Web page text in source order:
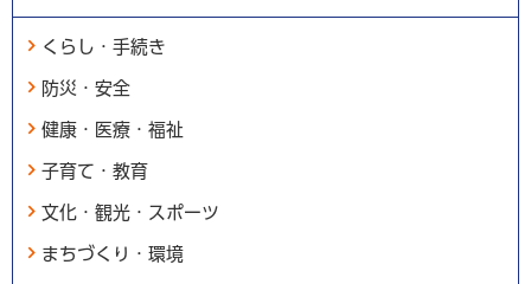
くらし・手続き
防災・安全
健康・医療・福祉
子育て・教育
文化・観光・スポーツ
まちづくり・環境